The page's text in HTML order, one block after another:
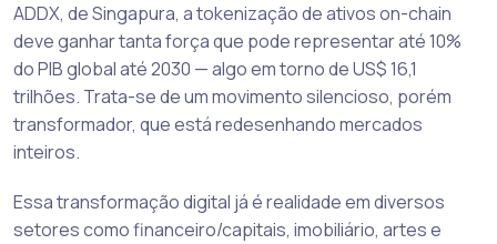
ADDX, de Singapura, a tokenização de ativos on-chain
deve ganhar tanta força que pode representar até 10%
do PIB global até 2030 — algo em torno de US$ 16,1
trilhões. Trata-se de um movimento silencioso, porém
transformador, que está redesenhando mercados
inteiros.
Essa transformação digital já é realidade em diversos
setores como financeiro/capitais, imobiliário, artes e